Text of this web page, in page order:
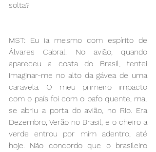
solta?
MST: Eu ia mesmo com espírito de
Álvares Cabral. No avião, quando
apareceu a costa do Brasil, tentei
imaginar-me no alto da gávea de uma
caravela. O meu primeiro impacto
com o país foi com o bafo quente, mal
se abriu a porta do avião, no Rio. Era
Dezembro, Verão no Brasil, e o cheiro a
verde entrou por mim adentro, até
hoje. Não concordo que o brasileiro